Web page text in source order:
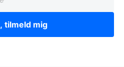
tilmeld mig